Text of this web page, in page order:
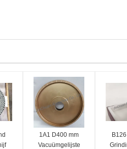
1A1 D400 mm
Vacuümgelijste